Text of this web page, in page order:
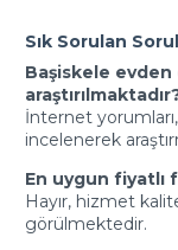
Sık Sorulan
Başiskele evden
İnternet
incelenerek
En uygun fiyatlı
Hayır, hizmet
görülmektedir.